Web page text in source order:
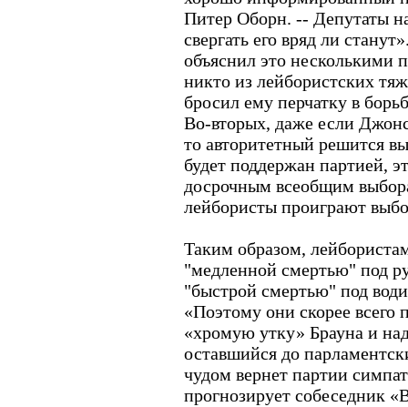
Питер Оборн. -- Депутаты
свергать его вряд ли
объяснил это
никто из лейбористских
бросил ему перчатку в
Во-вторых, даже если
то авторитетный решится
будет поддержан партией,
досрочным всеобщим
лейбористы проиграют
Таким образом,
"медленной смертью" под
"быстрой смертью" под
«Поэтому они скорее всего
«хромую утку» Брауна и
оставшийся до
чудом вернет партии
прогнозирует собеседник